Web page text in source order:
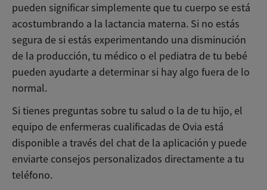
pueden significar simplemente que tu cuerpo se está
acostumbrando a la lactancia materna. Si no estás
segura de si estás experimentando una disminución
de la producción, tu médico o el pediatra de tu bebé
pueden ayudarte a determinar si hay algo fuera de lo
normal.
Si tienes preguntas sobre tu salud o la de tu hijo, el
equipo de enfermeras cualificadas de Ovia está
disponible a través del chat de la aplicación y puede
enviarte consejos personalizados directamente a tu
teléfono.